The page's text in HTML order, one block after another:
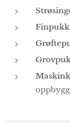
Finpukk